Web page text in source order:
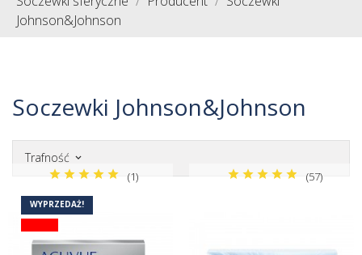
Johnson&Johnson
Soczewki Johnson&Johnson
Trafność keyboard_arrow_down
(1)
WYPRZEDAŻ!
(57)